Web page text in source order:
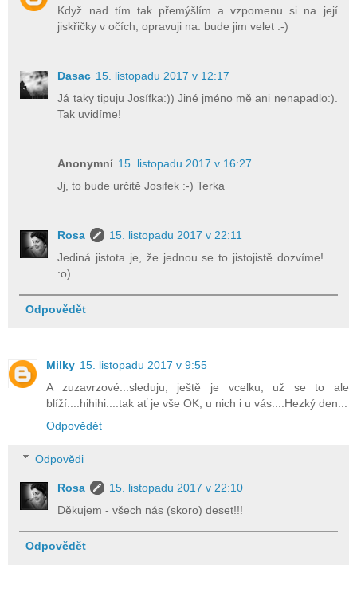
Když nad tím tak přemýšlím a vzpomenu si na její
jiskřičky v očích, opravuji na: bude jim velet :-)
Dasac 15. listopadu 2017 v 12:17
Já taky tipuju Josífka:)) Jiné jméno mě ani nenapadlo:).
Tak uvidíme!
Anonymní 15. listopadu 2017 v 16:27
Jj, to bude určitě Josifek :-) Terka
Rosa
15. listopadu 2017 v 22:11
Jediná jistota je, že jednou se to jistojistě dozvíme! ...
:o)
Odpovědět
Milky 15. listopadu 2017 v 9:55
A zuzavrzové...sleduju, ještě je vcelku, už se to ale
blíží....hihihi....tak ať je vše OK, u nich i u vás....Hezký den...
Odpovědět
Odpovědi
Rosa
15. listopadu 2017 v 22:10
Děkujem - všech nás (skoro) deset!!!
Odpovědět